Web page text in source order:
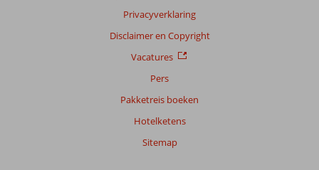
Privacyverklaring
Disclaimer en Copyright
Vacatures
Pers
Pakketreis boeken
Hotelketens
Sitemap